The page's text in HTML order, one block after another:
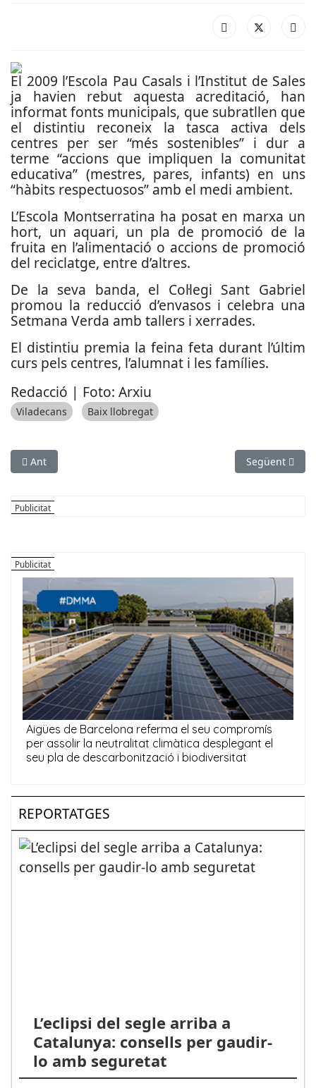
El 2009 l’Escola Pau Casals i l’Institut de Sales
ja havien rebut aquesta acreditació, han
informat fonts municipals, que subratllen que
el distintiu reconeix la tasca activa dels
centres per ser “més sostenibles” i dur a
terme “accions que impliquen la comunitat
educativa” (mestres, pares, infants) en uns
“hàbits respectuosos” amb el medi ambient.
L’Escola Montserratina ha posat en marxa un
hort, un aquari, un pla de promoció de la
fruita en l’alimentació o accions de promoció
del reciclatge, entre d’altres.
De la seva banda, el Col·legi Sant Gabriel
promou la reducció d’envasos i celebra una
Setmana Verda amb tallers i xerrades.
El distintiu premia la feina feta durant l’últim
curs pels centres, l’alumnat i les famílies.
Redacció | Foto: Arxiu
Viladecans Baix llobregat
Article anterior: Collbató divulga com gestionar i prevenir els
Ant Article
Següent
REPORTATGES
L’eclipsi del segle arriba a
Catalunya: consells per gaudir-
lo amb seguretat